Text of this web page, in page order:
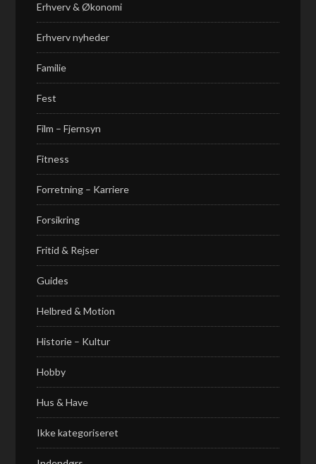
Erhverv & Økonomi
Erhverv nyheder
Familie
Fest
Film – Fjernsyn
Fitness
Forretning – Karriere
Forsikring
Fritid & Rejser
Guides
Helbred & Motion
Historie – Kultur
Hobby
Hus & Have
Ikke kategoriseret